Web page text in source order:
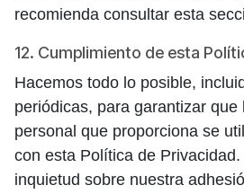
recomienda consultar esta
12. Cumplimiento de esta
Hacemos todo lo posible,
periódicas, para garantizar que
personal que proporciona se
con esta Política de
inquietud sobre nuestra